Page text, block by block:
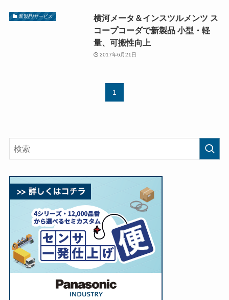
新製品/サービス
横河メータ＆インスツルメンツ ス
コープコーダで新製品 小型・軽
量、可搬性向上
2017年6月21日
1